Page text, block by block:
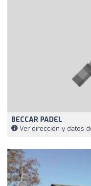
BECCAR PADEL
Ver dirección y datos